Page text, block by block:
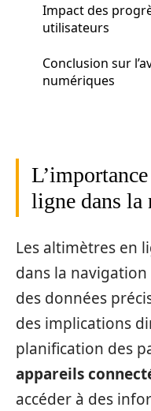
Impact des
utilisateurs
Conclusion sur
numériques
ligne dans la
Les altimètres en
dans la
des données
des implications
planification des
appareils
accéder à des